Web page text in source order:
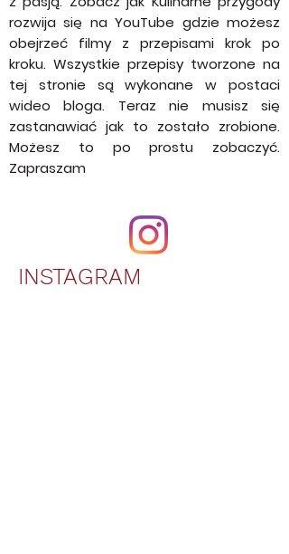
Kulinarne Przygody to blog prowadzony
z pasją. Zobacz jak Kulinarne przygody
rozwija się na YouTube gdzie możesz
obejrzeć filmy z przepisami krok po
kroku. Wszystkie przepisy tworzone na
tej stronie są wykonane w postaci
wideo bloga. Teraz nie musisz się
zastanawiać jak to zostało zrobione.